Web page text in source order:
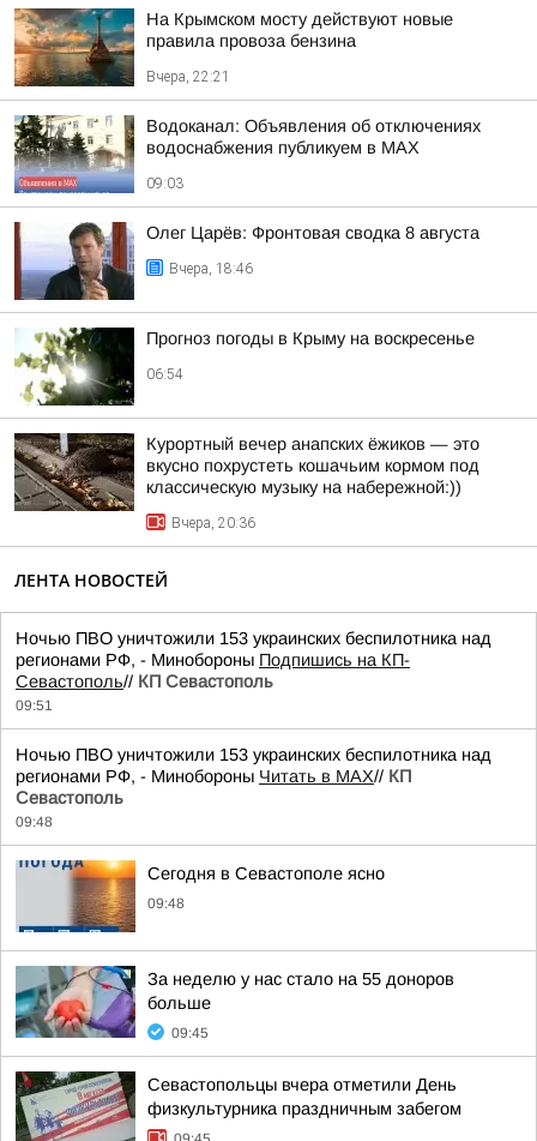
На Крымском мосту действуют новые
правила провоза бензина
Вчера, 22:21
Водоканал: Объявления об отключениях
водоснабжения публикуем в MAX
09:03
Олег Царёв: Фронтовая сводка 8 августа
Вчера, 18:46
Прогноз погоды в Крыму на воскресенье
06:54
Курортный вечер анапских ёжиков — это
вкусно похрустеть кошачьим кормом под
классическую музыку на набережной:))
Вчера, 20:36
ЛЕНТА НОВОСТЕЙ
Ночью ПВО уничтожили 153 украинских беспилотника над
регионами РФ, - Минобороны Подпишись на КП-
Севастополь// КП Севастополь
09:51
Ночью ПВО уничтожили 153 украинских беспилотника над
регионами РФ, - Минобороны Читать в MAX// КП
Севастополь
09:48
Сегодня в Севастополе ясно
09:48
За неделю у нас стало на 55 доноров
больше
09:45
Севастопольцы вчера отметили День
физкультурника праздничным забегом